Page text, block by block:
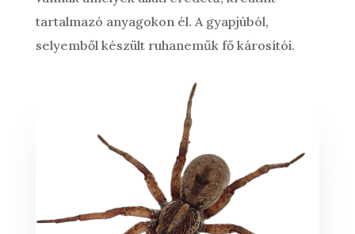
tartalmazó anyagokon él. A gyapjúból,
selyemből készült ruhaneműk fő károsítói.